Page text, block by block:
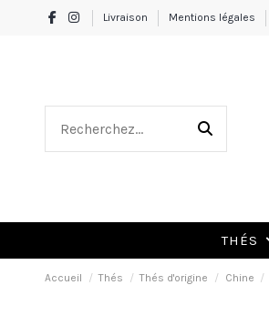
Livraison Mentions légales
THÉS
Accueil Thés Thés d'origine Chine